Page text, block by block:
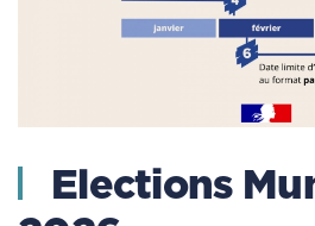
Elections